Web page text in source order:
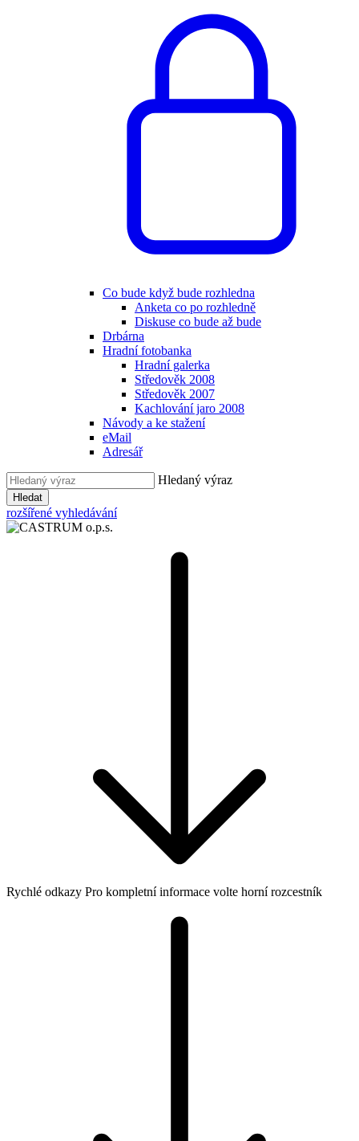
Co bude když bude rozhledna
Anketa co po rozhledně
Diskuse co bude až bude
Drbárna
Hradní fotobanka
Hradní galerka
Středověk 2008
Středověk 2007
Kachlování jaro 2008
Návody a ke stažení
eMail
Adresář
Hledaný výraz
Hledat
rozšířené vyhledávání
Rychlé odkazy Pro kompletní informace volte horní rozcestník